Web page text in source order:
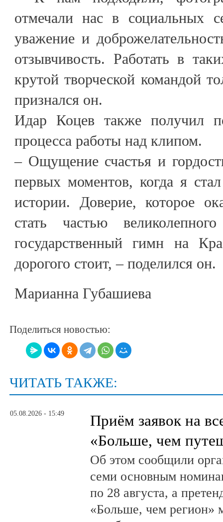
отмечали нас в социальных
уважение и
отзывчивость. Работать в
крутой творческой командой
признался он.
Идар Коцев также получил
процесса работы над клипом.
– Ощущение счастья и
первых моментов, когда я
истории. Доверие, которое
стать частью
государственный гимн на
дорогого стоит, – поделился он.
Марианна Губашиева
Поделиться новостью:
ЧИТАТЬ ТАКЖЕ:
05.08.2026 - 15:49
Приём заявок на
«Больше, чем
Об этом сообщили
семи основным
по 28 августа, а
«Больше, чем регион»